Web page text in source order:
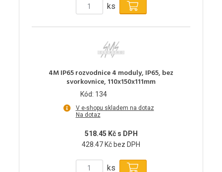
ks
4M IP65 rozvodnice 4 moduly, IP65, bez
svorkovnice, 110x150x111mm
Kód: 134
V e-shopu skladem na dotaz
Na dotaz
518.45 Kč s DPH
428.47 Kč bez DPH
ks